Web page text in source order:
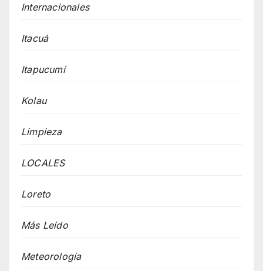
Internacionales
Itacuá
Itapucumí
Kolau
Limpieza
LOCALES
Loreto
Más Leído
Meteorología